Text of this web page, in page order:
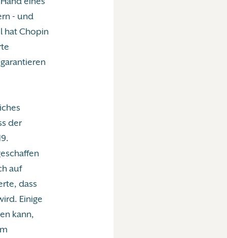
- und
hat Chopin
der
auf
dass
Einige
kann,